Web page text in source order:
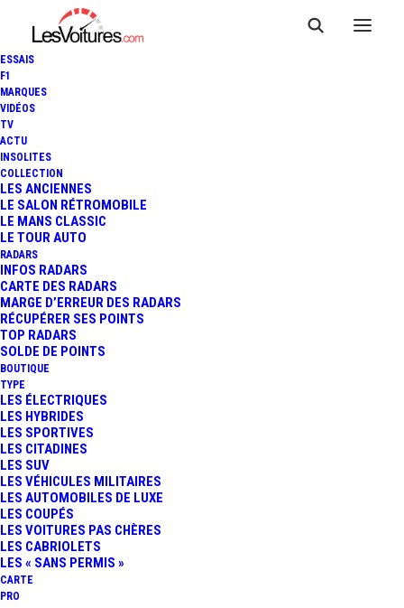
ESSAIS
F1
MARQUES
VIDÉOS
TV
ACTU
INSOLITES
COLLECTION
LES ANCIENNES
LE SALON RÉTROMOBILE
LE MANS CLASSIC
LE TOUR AUTO
RADARS
INFOS RADARS
CARTE DES RADARS
MARGE D’ERREUR DES RADARS
RÉCUPÉRER SES POINTS
TOP RADARS
SOLDE DE POINTS
BOUTIQUE
TYPE
LES ÉLECTRIQUES
LES HYBRIDES
LES SPORTIVES
LES CITADINES
LES SUV
LES VÉHICULES MILITAIRES
LES AUTOMOBILES DE LUXE
LES COUPÉS
LES VOITURES PAS CHÈRES
LES CABRIOLETS
LES « SANS PERMIS »
CARTE
PRO
ELLE ARRIVE SUR LE « VIEUX
2 Minutes